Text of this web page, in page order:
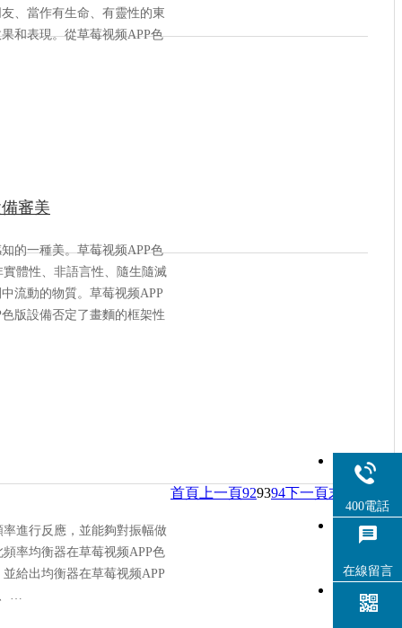
、當作有生命、有靈性的東
和表現。從草莓视频APP色
審美
的一種美。草莓视频APP色
體性、非語言性、隨生隨滅
流動的物質。草莓视频APP
版設備否定了畫麵的框架性
進行反應，並能夠對振幅做
率均衡器在草莓视频APP色
給出均衡器在草莓视频APP
首頁 上一頁929394下一頁末頁
400電話
在線留言